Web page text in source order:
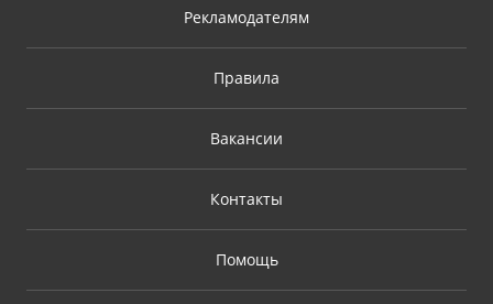
Рекламодателям
Правила
Вакансии
Контакты
Помощь